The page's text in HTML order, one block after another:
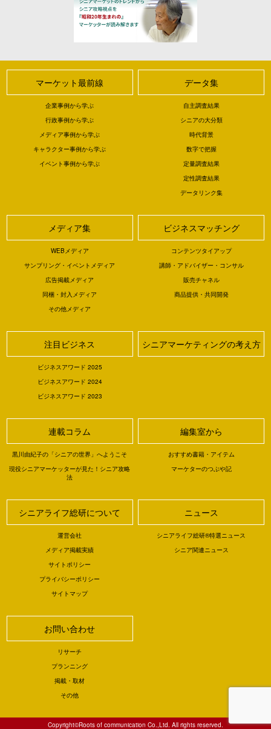
マーケット最前線
企業事例から学ぶ
行政事例から学ぶ
メディア事例から学ぶ
キャラクター事例から学ぶ
イベント事例から学ぶ
データ集
自主調査結果
シニアの大分類
時代背景
数字で把握
定量調査結果
定性調査結果
データリンク集
メディア集
WEBメディア
サンプリング・イベントメディア
広告掲載メディア
同梱・封入メディア
その他メディア
ビジネスマッチング
コンテンツタイアップ
講師・アドバイザー・コンサル
販売チャネル
商品提供・共同開発
注目ビジネス
ビジネスアワード 2025
ビジネスアワード 2024
ビジネスアワード 2023
シニアマーケティングの考え方
連載コラム
黒川由紀子の「シニアの世界」へようこそ
現役シニアマーケッターが見た！シニア攻略
法
編集室から
おすすめ書籍・アイテム
マーケターのつぶや記
シニアライフ総研について
運営会社
メディア掲載実績
サイトポリシー
プライバシーポリシー
サイトマップ
ニュース
シニアライフ総研®特選ニュース
シニア関連ニュース
お問い合わせ
リサーチ
プランニング
掲載・取材
その他
Copyright©Roots of communication Co.,Ltd. All rights reserved.